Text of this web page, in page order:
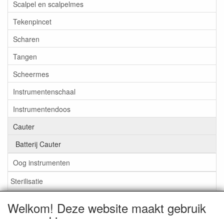
Scalpel en scalpelmes
Tekenpincet
Scharen
Tangen
Scheermes
Instrumentenschaal
Instrumentendoos
Cauter
Batterij Cauter
Oog instrumenten
Sterilisatie
Aktieartikelen
Welkom! Deze website maakt gebruik